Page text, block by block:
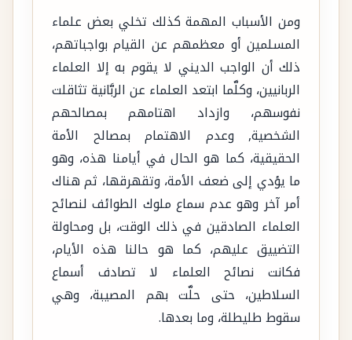
ومن الأسباب المهمة كذلك تخلي بعض علماء
المسلمين أو معظمهم عن القيام بواجباتهم،
ذلك أن الواجب الديني لا يقوم به إلا العلماء
الربانيين، وكلَّما ابتعد العلماء عن الربَّانية تثاقلت
نفوسهم، وازداد اهتامهم بمصالحهم
الشخصية, وعدم الاهتمام بمصالح الأمة
الحقيقية، كما هو الحال في أيامنا هذه، وهو
ما يؤدي إلى ضعف الأمة، وتقهرقها، ثم هناك
أمر آخر وهو عدم سماع ملوك الطوائف لنصائح
العلماء الصادقين في ذلك الوقت، بل ومحاولة
التضييق عليهم، كما هو حالنا هذه الأيام،
فكانت نصائح العلماء لا تصادف أسماع
السلاطين، حتى حلَّت بهم المصيبة، وهي
سقوط طليطلة، وما بعدها.